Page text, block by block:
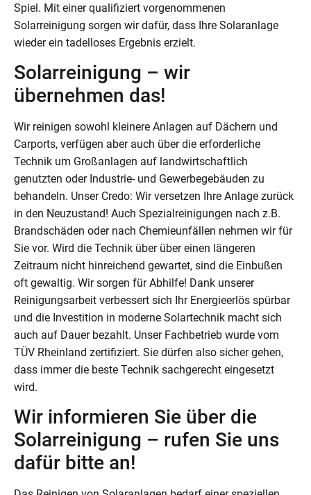
Spiel. Mit einer qualifiziert vorgenommenen
Solarreinigung sorgen wir dafür, dass Ihre Solaranlage
wieder ein tadelloses Ergebnis erzielt.
Solarreinigung – wir
übernehmen das!
Wir reinigen sowohl kleinere Anlagen auf Dächern und
Carports, verfügen aber auch über die erforderliche
Technik um Großanlagen auf landwirtschaftlich
genutzten oder Industrie- und Gewerbegebäuden zu
behandeln. Unser Credo: Wir versetzen Ihre Anlage zurück
in den Neuzustand! Auch Spezialreinigungen nach z.B.
Brandschäden oder nach Chemieunfällen nehmen wir für
Sie vor. Wird die Technik über über einen längeren
Zeitraum nicht hinreichend gewartet, sind die Einbußen
oft gewaltig. Wir sorgen für Abhilfe! Dank unserer
Reinigungsarbeit verbessert sich Ihr Energieerlös spürbar
und die Investition in moderne Solartechnik macht sich
auch auf Dauer bezahlt. Unser Fachbetrieb wurde vom
TÜV Rheinland zertifiziert. Sie dürfen also sicher gehen,
dass immer die beste Technik sachgerecht eingesetzt
wird.
Wir informieren Sie über die
Solarreinigung – rufen Sie uns
dafür bitte an!